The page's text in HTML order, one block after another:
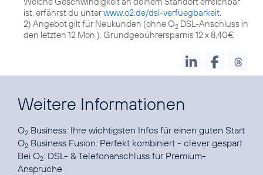
ist, erfährst du unterwww.o2.de/dsl-verfuegbarkeit
2) Angebot gilt für Neukunden (ohne O2 DSL-Anschluss in
den letzten 12 Mon.). Grundgebührersparnis 12 x 8,40€
Weitere Informationen
O2 Business: Ihre wichtigsten Infos für einen guten Start
O2 Business Fusion: Perfekt kombiniert - clever gespart
Bei O2: DSL- & Telefonanschluss für Premium-
Ansprüche